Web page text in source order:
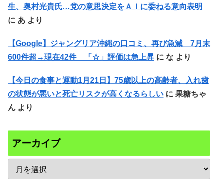
生、奥村光貴氏…党の意思決定をＡＩに委ねる意向表明
に あ より
【Google】ジャングリア沖縄の口コミ、再び急減 7月末
600件超→現在42件 「☆」評価は急上昇 に な より
【今日の食事と運動1月21日】75歳以上の高齢者、入れ歯
の状態が悪いと死亡リスクが高くなるらしい に 果糖ちゃ
ん より
アーカイブ